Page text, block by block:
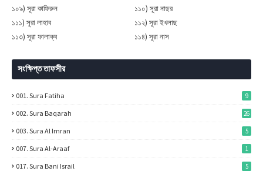
১০৯) সূরা কাফিরুন
১১০) সূরা নাছর
১১১) সূরা লাহাব
১১২) সূরা ইখলাছ
১১৩) সূরা ফালাক্ব
১১৪) সূরা নাস
সংক্ষিপ্ত তাফসীর
001. Sura Fatiha 9
002. Sura Baqarah 26
003. Sura Al Imran 5
007. Sura Al-Araaf 1
017. Sura Bani Israil 5